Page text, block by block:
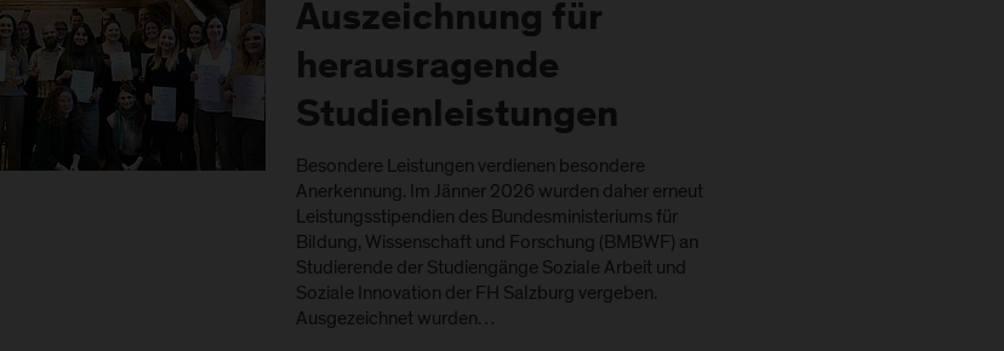
Auszeichnung für
herausragende
Studienleistungen
Besondere Leistungen verdienen besondere
Anerkennung. Im Jänner 2026 wurden daher erneut
Leistungsstipendien des Bundesministeriums für
Bildung, Wissenschaft und Forschung (BMBWF) an
Studierende der Studiengänge Soziale Arbeit und
Soziale Innovation der FH Salzburg vergeben.
Ausgezeichnet wurden…